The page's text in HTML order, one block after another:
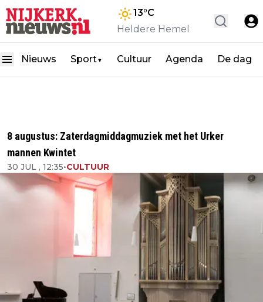
13°C
Heldere Hemel
Nieuws Sport▼ Cultuur Agenda De dag
8 augustus: Zaterdagmiddagmuziek met het Urker
mannen Kwintet
30 JUL , 12:35•CULTUUR